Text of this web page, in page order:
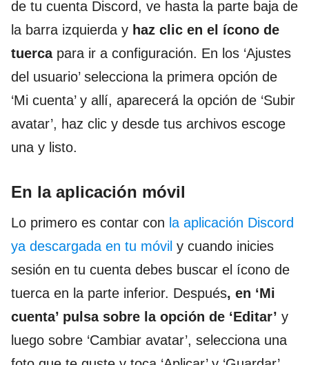
de tu cuenta Discord, ve hasta la parte baja de
la barra izquierda y haz clic en el ícono de
tuercapara ir a configuración. En los ‘Ajustes
del usuario’ selecciona la primera opción de
‘Mi cuenta’ y allí, aparecerá la opción de ‘Subir
avatar’, haz clic y desde tus archivos escoge
una y listo.
En la aplicación móvil
Lo primero es contar con la aplicación Discord
ya descargada en tu móvil y cuando inicies
sesión en tu cuenta debes buscar el ícono de
tuerca en la parte inferior. Después, en ‘Mi
cuenta’ pulsa sobre la opción de ‘Editar’ y
luego sobre ‘Cambiar avatar’, selecciona una